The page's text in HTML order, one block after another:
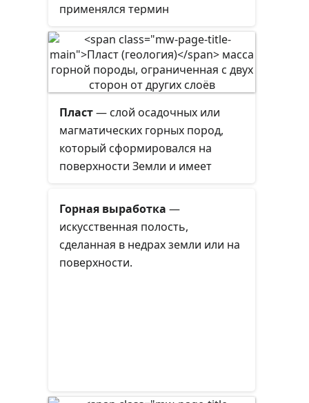
раскладке⇧ Shift+
применялся термин
месторождение угля,
образовавшееся на заливах и
лиманах Тетиса.
Пласт— слой осадочных или
магматических горных пород,
который сформировался на
поверхности Земли и имеет
отличающуюся от других слоёв,
лежащих непосредственно над
ним и под ним, по цвету, текстуре,
материалу и так далее.
Горная выработка —
искусственная полость,
сделанная в недрах земли или на
поверхности.